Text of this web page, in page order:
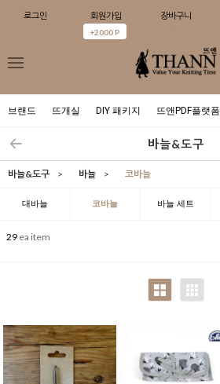
로그인 회원가입
+2000 P
장바구니
브랜드 뜨개실 DIY 패키지 뜨앤PDF플랫폼
바늘&도구
바늘&도구 > 바늘 > 코바늘
대바늘 코바늘 바늘 세트
29 ea item